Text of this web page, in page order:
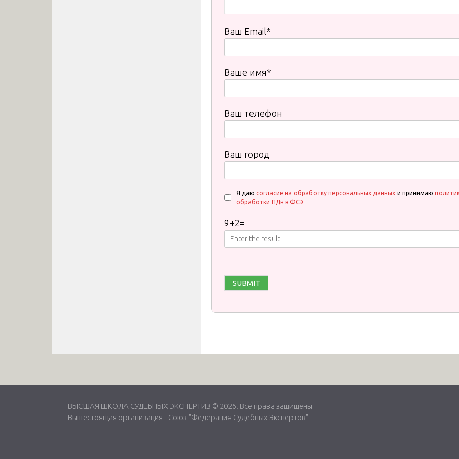
Ваш Email*
Ваше имя*
Ваш телефон
Ваш город
Я даю согласие на обработку персональных данных и принимаю
обработки ПДн в ФСЭ
9+2=
ВЫСШАЯ ШКОЛА СУДЕБНЫХ ЭКСПЕРТИЗ © 2026. Все права защищены
Вышестоящая организация - Союз "Федерация Судебных Экспертов"